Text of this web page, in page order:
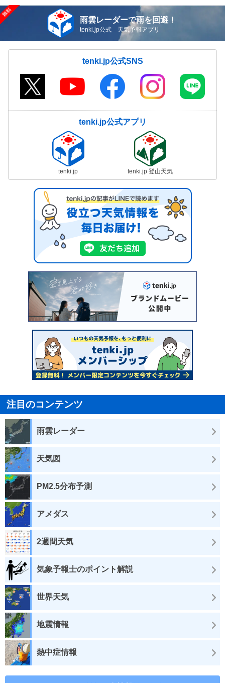
雨雲レーダーで雨を回避！
tenki.jp公式 天気予報アプリ
tenki.jp公式SNS
tenki.jp公式アプリ
tenki.jp tenki.jp 登山天気
注目のコンテンツ
雨雲レーダー
天気図
PM2.5分布予測
アメダス
2週間天気
気象予報士のポイント解説
世界天気
地震情報
熱中症情報